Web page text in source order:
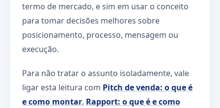
termo de mercado, e sim em usar o conceito
para tomar decisões melhores sobre
posicionamento, processo, mensagem ou
execução.
Para não tratar o assunto isoladamente, vale
ligar esta leitura com Pitch de venda: o que é
e como montar, Rapport: o que é e como